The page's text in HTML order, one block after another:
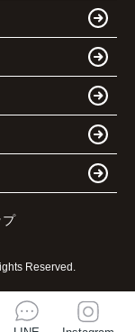
プ
Reserved.